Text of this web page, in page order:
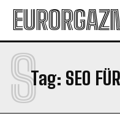
Tag: SEO
S